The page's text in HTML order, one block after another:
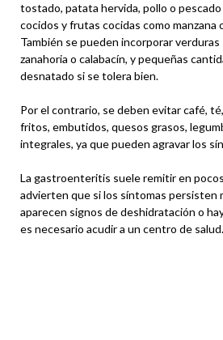
tostado, patata hervida, pollo o pescado
cocidos y frutas cocidas como manzana
También se pueden incorporar verduras
zanahoria o calabacín, y pequeñas
desnatado si se tolera bien.
Por el contrario, se deben evitar café,
fritos, embutidos, quesos grasos,
integrales, ya que pueden agravar los
La gastroenteritis suele remitir en
advierten que si los síntomas persisten
aparecen signos de deshidratación o
es necesario acudir a un centro de salud.